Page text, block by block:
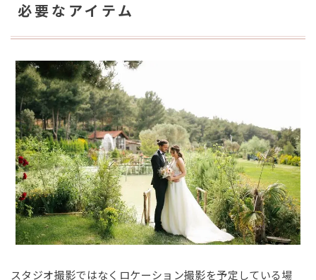
必要なアイテム
スタジオ撮影ではなくロケーション撮影を予定している場